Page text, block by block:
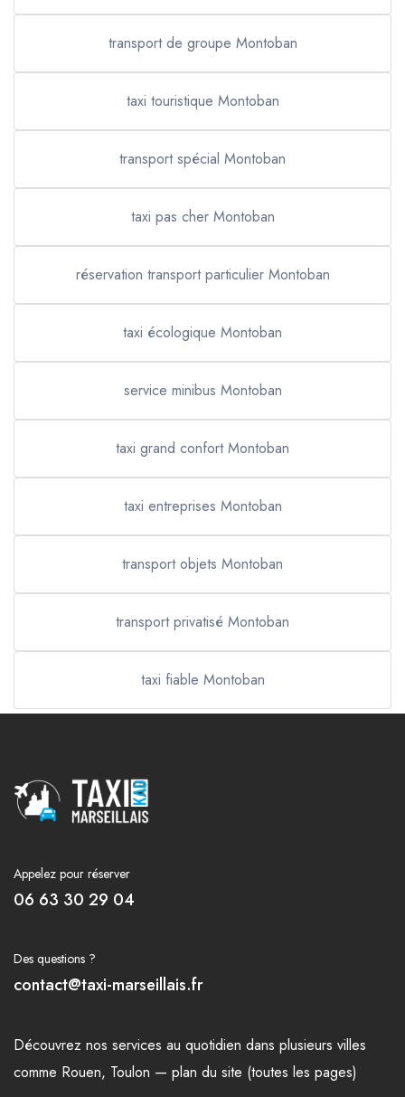
transport de groupe Montoban
taxi touristique Montoban
transport spécial Montoban
taxi pas cher Montoban
réservation transport particulier Montoban
taxi écologique Montoban
service minibus Montoban
taxi grand confort Montoban
taxi entreprises Montoban
transport objets Montoban
transport privatisé Montoban
taxi fiable Montoban
Appelez pour réserver
06 63 30 29 04
Des questions ?
contact@taxi-marseillais.fr
Découvrez nos services au quotidien dans plusieurs villes
comme Rouen, Toulon — plan du site (toutes les pages)